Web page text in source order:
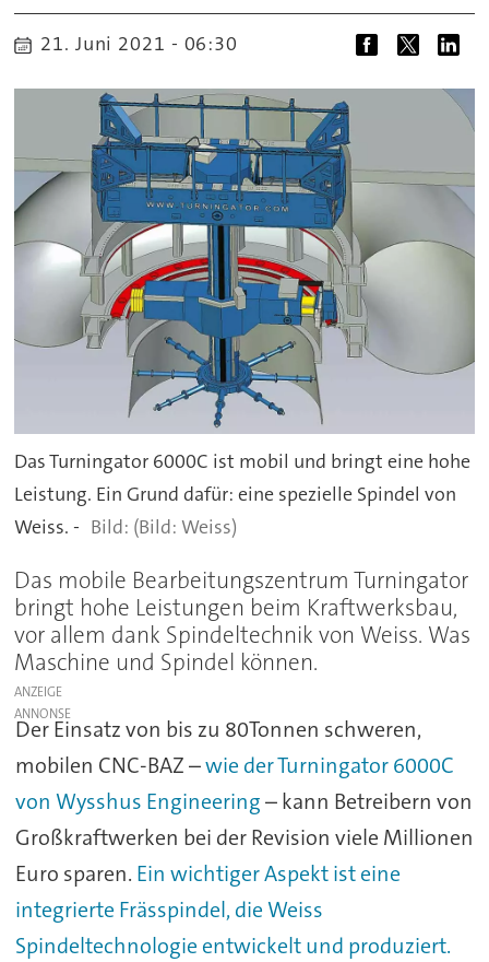
21. Juni 2021 - 06:30
Das Turningator 6000C ist mobil und bringt eine hohe
Leistung. Ein Grund dafür: eine spezielle Spindel von
Weiss. -
(Bild: Weiss)
Das mobile Bearbeitungszentrum Turningator
bringt hohe Leistungen beim Kraftwerksbau,
vor allem dank Spindeltechnik von Weiss. Was
Maschine und Spindel können.
ANZEIGE
Der Einsatz von bis zu 80Tonnen schweren,
mobilen CNC-BAZ –wie der Turningator 6000C
von Wysshus Engineering– kann Betreibern von
Großkraftwerken bei der Revision viele Millionen
Euro sparen. Ein wichtiger Aspekt ist eine
integrierte Frässpindel, die Weiss
Spindeltechnologie entwickelt und produziert.